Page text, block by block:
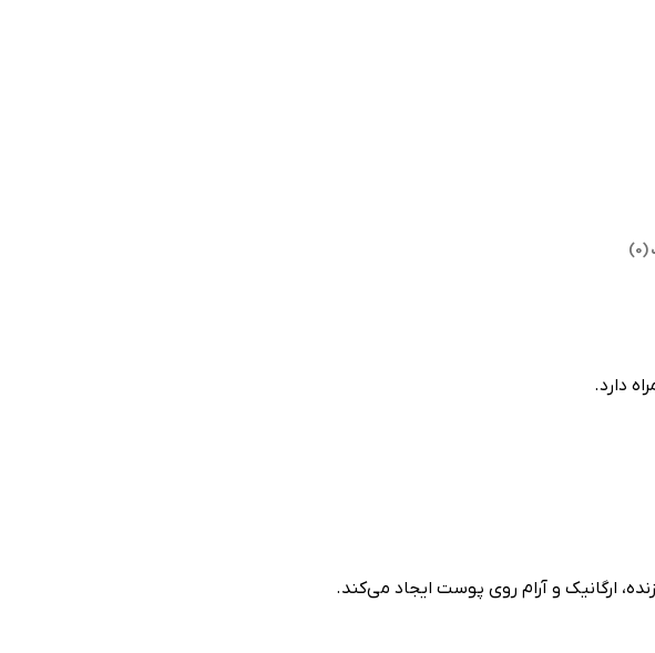
دارد.
ارگانیک و آرام روی پوست ایجاد می‌کند.